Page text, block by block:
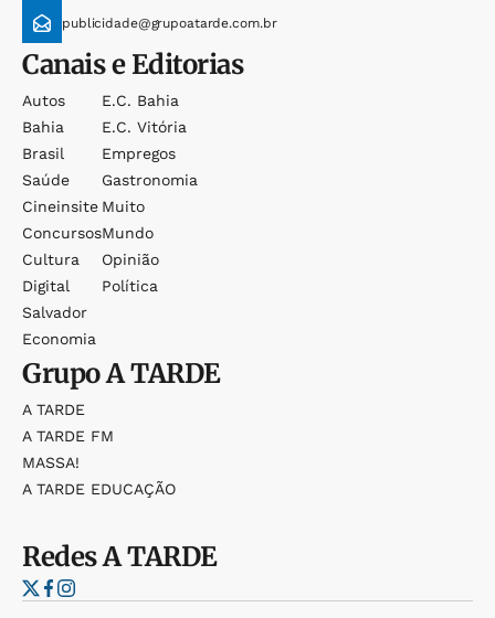
publicidade@grupoatarde.com.br
Canais e Editorias
Autos
Bahia
Brasil
Saúde
Cineinsite
Concursos
Cultura
Digital
Salvador
Economia
E.c. Bahia
E.c. Vitória
Empregos
Gastronomia
Muito
Mundo
Opinião
Política
GrupoA TARDE
A TARDE
A TARDE FM
MASSA!
A TARDE EDUCAÇÃO
RedesA TARDE